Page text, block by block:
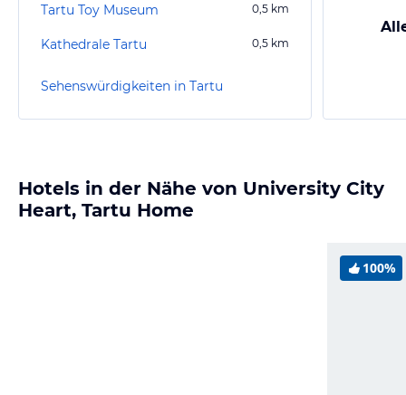
Tartu Toy Museum 0,5 km
Kathedrale Tartu 0,5 km
Sehenswürdigkeiten in Tartu
Hotels in der Nähe von University City
Heart, Tartu Home
100%